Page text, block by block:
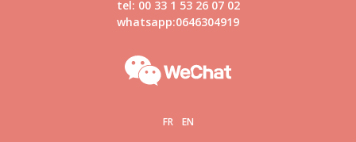
tel: 00 33 1 53 26 07 02
whatsapp:0646304919
FR EN